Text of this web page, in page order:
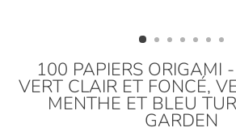
100 PAPIERS ORIGAMI
VERT CLAIR ET FONCÉ,
MENTHE ET BLEU
GARDEN